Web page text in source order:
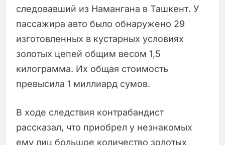
следовавший из Намангана в Ташкент. У
пассажира авто было обнаружено 29
изготовленных в кустарных условиях
золотых цепей общим весом 1,5
килограмма. Их общая стоимость
превысила 1 миллиард сумов.
В ходе следствия контрабандист
рассказал, что приобрел у незнакомых
ему лиц большое количество золотых